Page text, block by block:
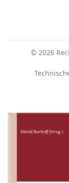
© 2026